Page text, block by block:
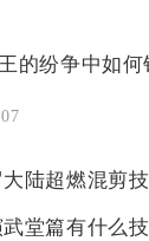
的纷争中如
陆超燃混剪
堂篇有什么